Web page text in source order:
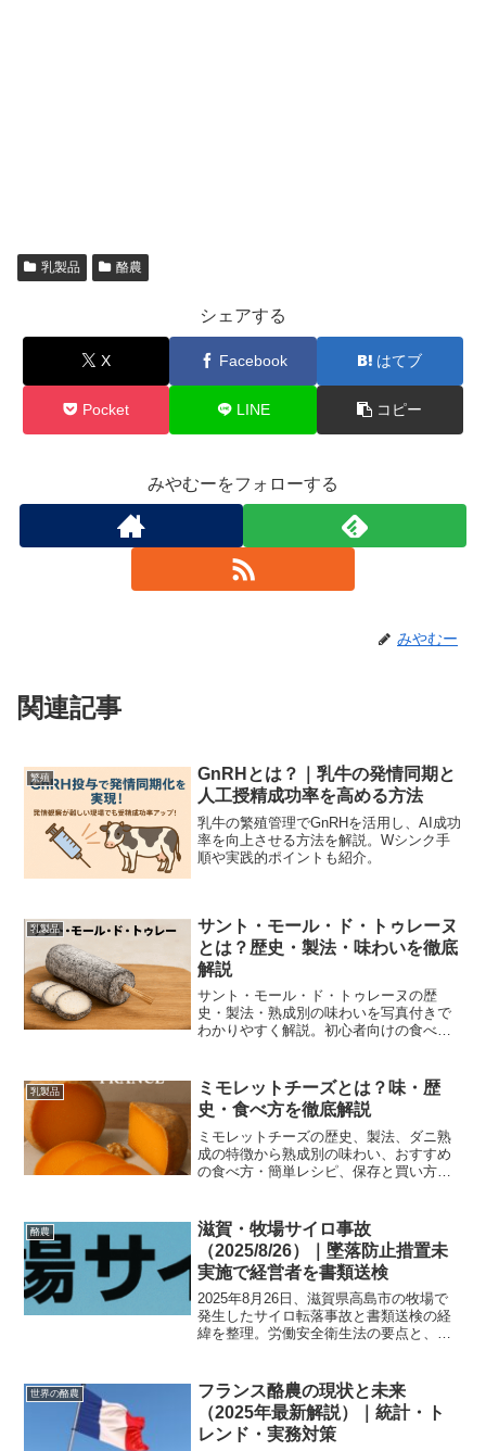
乳製品 酪農
シェアする
X Facebook はてブ
Pocket LINE コピー
みやむーをフォローする
みやむー
関連記事
繁殖
GnRHとは？｜乳牛の発情同期と
人工授精成功率を高める方法
乳牛の繁殖管理でGnRHを活用し、AI成功
率を向上させる方法を解説。Wシンク手
順や実践的ポイントも紹介。
乳製品
サント・モール・ド・トゥレーヌ
とは？歴史・製法・味わいを徹底
解説
サント・モール・ド・トゥレーヌの歴
史・製法・熟成別の味わいを写真付きで
わかりやすく解説。初心者向けの食べ
乳製品
ミモレットチーズとは？味・歴
史・食べ方を徹底解説
ミモレットチーズの歴史、製法、ダニ熟
成の特徴から熟成別の味わい、おすすめ
の食べ方・簡単レシピ、保存と買い方の
合わせる飲み物、熟成ごとのおすすめ銘
柄も紹介。
酪農
滋賀・牧場サイロ事故
（2025/8/26）｜墜落防止措置未
実施で経営者を書類送検
2025年8月26日、滋賀県高島市の牧場で
発生したサイロ転落事故と書類送検の経
緯を整理。労働安全衛生法の要点と、事
視点で解説します。
世界の酪農
フランス酪農の現状と未来
（2025年最新解説）｜統計・ト
レンド・実務対策